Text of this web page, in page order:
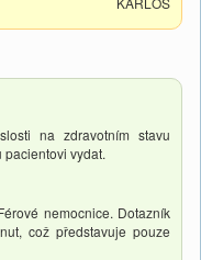
na zdravotním stavu
vydat.
nemocnice. Dotazník
což představuje pouze